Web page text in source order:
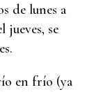
de lunes a
jueves, se
en frío (ya